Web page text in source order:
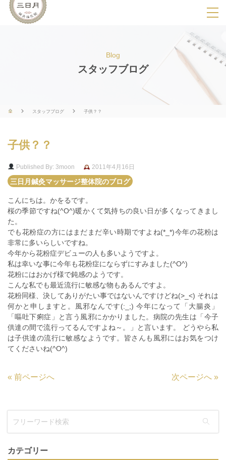
SPメニ
ー
展
用
ボ
Blog
スタッフブログ
スタッフブログ 子供？？
子供？？
Published By: 3moon
2011年4月16日
三日月鍼灸マッサージ整体院のブログ
こんにちは。かをるです。
桜の季節ですね(^O^)暖かくて気持ちの良い日が多くなってきまし
た。
でも花粉症の方にはまだまだ辛い時期ですよね(*_*)今年の花粉は
非常に多いらしいですね。
今年から花粉症デビューの人も多いようですよ。
私は幸いな事に今年も花粉症にならずにすみました(^O^)
花粉にはおかげ様で鈍感のようです。
こんな私でも最近流行に敏感な物もあるんですよ。
花粉同様、決してありがたい事ではないんですけどね(>_<) それは
何かと申しますと。風邪なんです(:_;) 今年になって「大腸炎」
「嘔吐下痢症」と言う風邪にかかりました。病院の先生は「今子
供達の間で流行ってるんですよね～。」と言います。 どうやら私
は子供達の流行に敏感なようです。皆さんも風邪にはお気をつけ
てくださいね(^O^)
« 前ページへ 次ページへ »
カテゴリー